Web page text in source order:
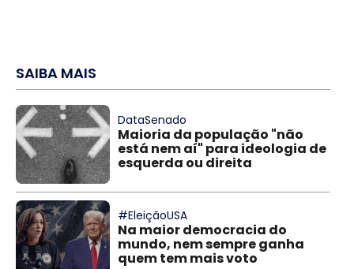
SAIBA MAIS
DataSenado
Maioria da população "não
está nem aí" para ideologia de
esquerda ou direita
#EleiçãoUSA
Na maior democracia do
mundo, nem sempre ganha
quem tem mais voto